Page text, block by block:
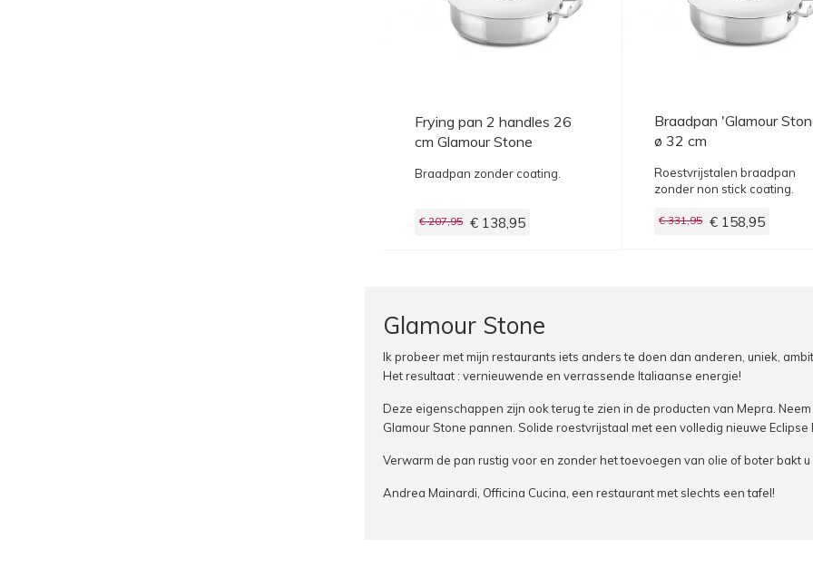
Frying pan 2 handles 26
cm Glamour Stone
Braadpan zonder coating.
€ 207,95 € 138,95
Braadpan 'Glamour
ø 32 cm
Roestvrijstalen braadpan
zonder non stick coating.
€ 331,95 € 158,95
Glamour Stone
Ik probeer met mijn restaurants iets anders te doen dan anderen, uniek,
Het resultaat : vernieuwende en verrassende Italiaanse energie!
Deze eigenschappen zijn ook terug te zien in de producten van Mepra.
Glamour Stone pannen. Solide roestvrijstaal met een volledig nieuwe
Verwarm de pan rustig voor en zonder het toevoegen van olie of boter bakt
Andrea Mainardi, Officina Cucina, een restaurant met slechts een tafel!